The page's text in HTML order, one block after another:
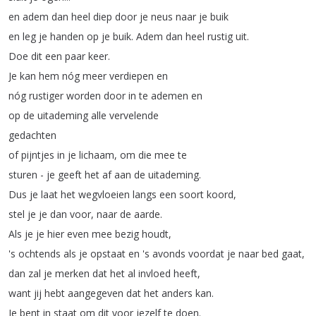
en adem dan heel diep door je neus naar je buik
en leg je handen op je buik. Adem dan heel rustig uit.
Doe dit een paar keer.
Je kan hem nóg meer verdiepen en
nóg rustiger worden door in te ademen en
op de uitademing alle vervelende
gedachten
of pijntjes in je lichaam, om die mee te
sturen - je geeft het af aan de uitademing.
Dus je laat het wegvloeien langs een soort koord,
stel je je dan voor, naar de aarde.
Als je je hier even mee bezig houdt,
's ochtends als je opstaat en 's avonds voordat je naar bed gaat,
dan zal je merken dat het al invloed heeft,
want jij hebt aangegeven dat het anders kan.
Je bent in staat om dit voor jezelf te doen.